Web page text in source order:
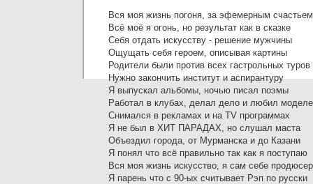
Вся моя жизнь погоня, за эфемерным счастьем
Всё моё я огонь, но результат как в сказке
Себя отдать искусству - решение мужчины
Ощущать себя героем, описывая картины
Родители были против всех гастрольных туров
Нужно закончить институт и аспирантуру
Я выпускал альбомы, ночью писал поэмы
Работал в клубах, делал дело и любил
Снимался в рекламах и на TV программах
Я не был в ХИТ ПАРАДАХ, но слушал маста
Объездил города, от Мурманска и до Казани
Я понял что всё правильно так как я поступаю
Вся моя жизнь искусство, я сам себе продюсер
Я парень что с 90-ых считывает Рэп по русски